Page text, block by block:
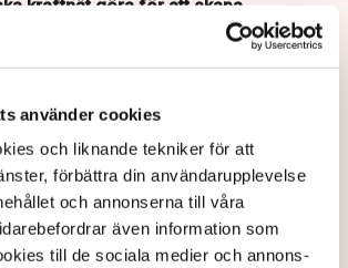
använder cookies
och liknande tekniker för att
förbättra din användarupplevelse
och annonserna till våra
även information som
till de sociala medier och annons-
kraftnät göra för att skapa
för näringslivet?
viktigt att tydliggöra hur vi kan
förutsättning för vår
och då är det viktigt att säkerställa
och att kunna visa företagen att
där vi har rådighet över vår
och att vi kommer att stå stadiga
händer i omvärlden.